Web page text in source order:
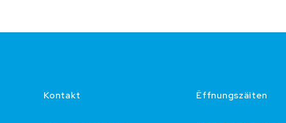
Kontakt Ëffnungszäiten